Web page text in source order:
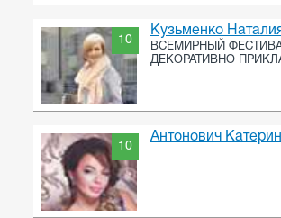
10
Кузьменко
ВСЕМИРНЫЙ
ДЕКОРАТИВНО
10
Антонович